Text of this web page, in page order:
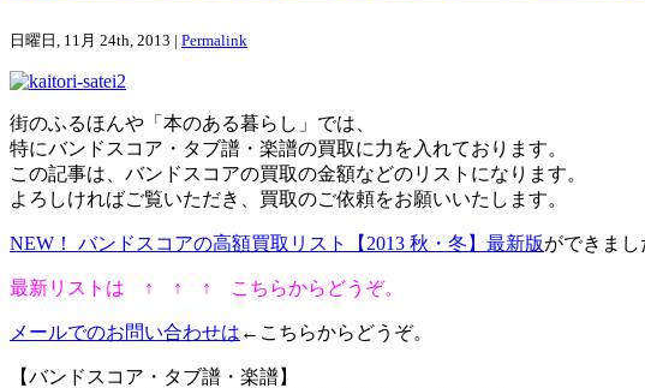
日曜日, 11月 24th, 2013 | Permalink
街のふるほんや「本のある暮らし」では、
特にバンドスコア・タブ譜・楽譜の買取に力を入れております。
この記事は、バンドスコアの買取の金額などのリストになります。
よろしければご覧いただき、買取のご依頼をお願いいたします。
NEW！ バンドスコアの高額買取リスト【2013 秋・冬】最新版ができまし
最新リストは ↑ ↑ ↑ こちらからどうぞ。
メールでのお問い合わせは ←こちらからどうぞ。
【バンドスコア・タブ譜・楽譜】